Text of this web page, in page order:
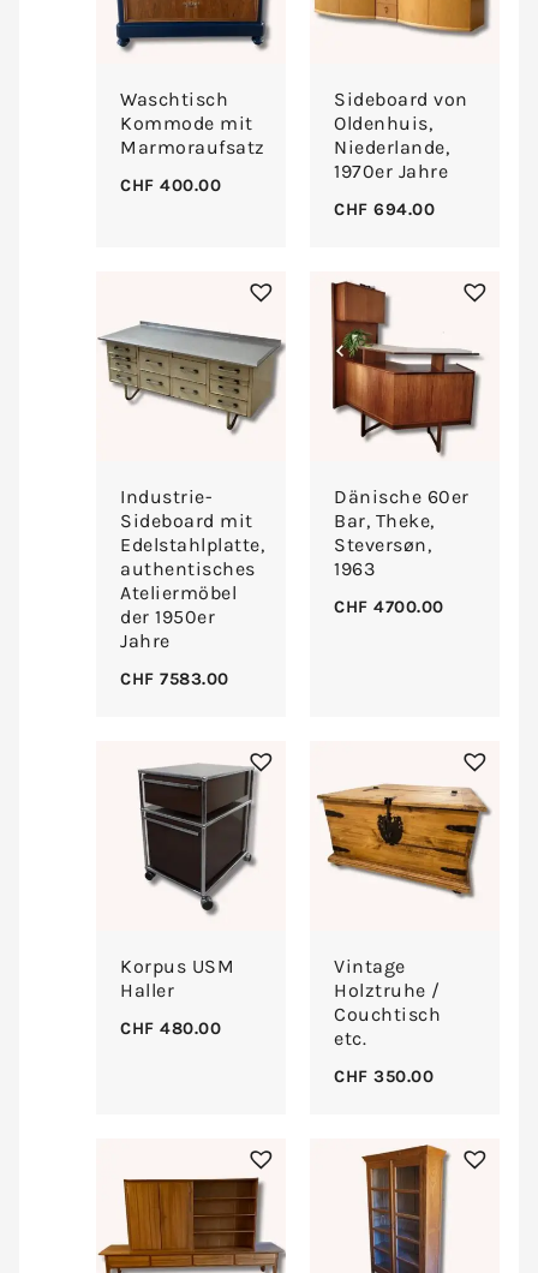
Waschtisch
Kommode mit
Marmoraufsatz
CHF 400.00
Sideboard von
Oldenhuis,
Niederlande,
1970er Jahre
CHF 694.00
Industrie-
Sideboard mit
Edelstahlplatte,
authentisches
Ateliermöbel
der 1950er
Jahre
CHF 7583.00
Dänische 60er
Bar, Theke,
Steversøn,
1963
CHF 4700.00
Korpus USM
Haller
CHF 480.00
Vintage
Holztruhe /
Couchtisch
etc.
CHF 350.00